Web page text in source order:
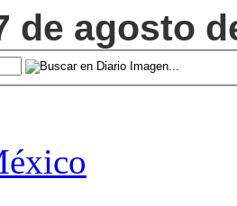
de agosto